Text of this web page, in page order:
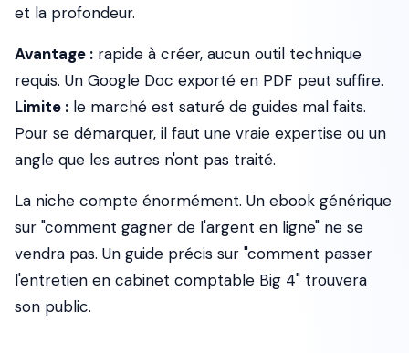
et la profondeur.
Avantage : rapide à créer, aucun outil technique
requis. Un Google Doc exporté en PDF peut suffire.
Limite : le marché est saturé de guides mal faits.
Pour se démarquer, il faut une vraie expertise ou un
angle que les autres n'ont pas traité.
La niche compte énormément. Un ebook générique
sur "comment gagner de l'argent en ligne" ne se
vendra pas. Un guide précis sur "comment passer
l'entretien en cabinet comptable Big 4" trouvera
son public.